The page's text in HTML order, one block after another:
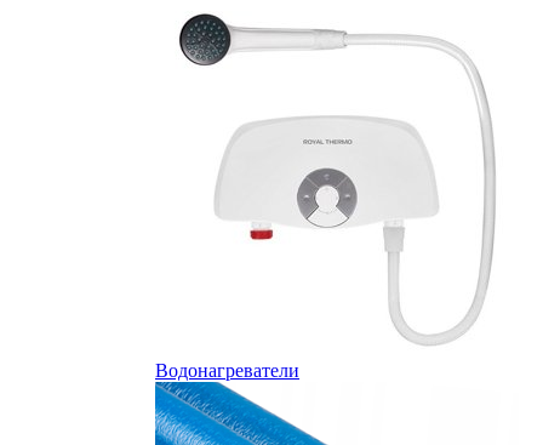
Водонагреватели